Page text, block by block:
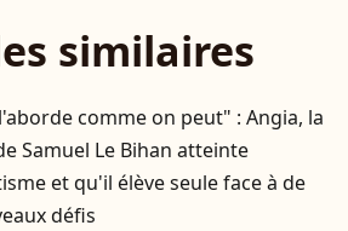
similaires
comme on peut" : Angia, la
Samuel Le Bihan atteinte
et qu'il élève seule face à de
défis